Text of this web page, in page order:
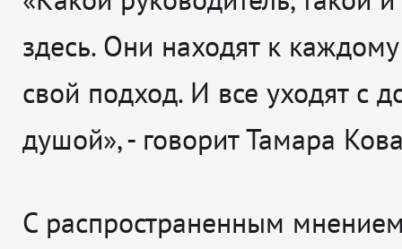
здесь. Они находят к
свой подход. И все уходят с
душой», - говорит Тамара
С распространенным